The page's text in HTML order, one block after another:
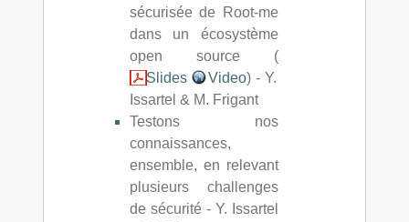
sécurisée de Root-me
dans un écosystème
open source (
Slides
Video) - Y.
Issartel & M. Frigant
Testons nos
connaissances,
ensemble, en relevant
plusieurs challenges
de sécurité - Y. Issartel